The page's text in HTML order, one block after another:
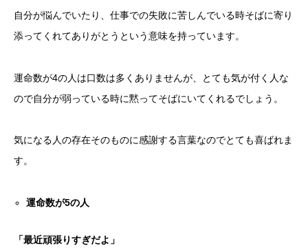
自分が悩んでいたり、仕事での失敗に苦しんでいる時そばに寄り
添ってくれてありがとうという意味を持っています。
運命数が4の人は口数は多くありませんが、とても気が付く人な
ので自分が弱っている時に黙ってそばにいてくれるでしょう。
気になる人の存在そのものに感謝する言葉なのでとても喜ばれま
す。
運命数が5の人
「最近頑張りすぎだよ」